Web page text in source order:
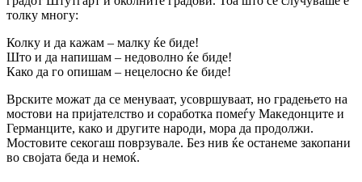
толку многу:
Колку и да кажам – малку ќе биде!
Што и да напишам – недоволно ќе биде!
Како да го опишам – нецелосно ќе биде!
Врските можат да се менуваат, усовршуваат, но градењето на
мостови на пријателство и соработка помеѓу Македонците и
Германците, како и другите народи, мора да продолжи.
Мостовите секогаш поврзувале. Без нив ќе останеме закопани
во својата беда и немоќ.